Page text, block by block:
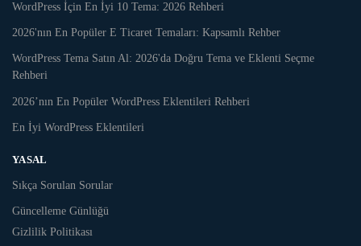
WordPress İçin En İyi 10 Tema: 2026 Rehberi
2026'nın En Popüler E Ticaret Temaları: Kapsamlı Rehber
WordPress Tema Satın Al: 2026'da Doğru Tema ve Eklenti Seçme
Rehberi
2026’nın En Popüler WordPress Eklentileri Rehberi
En İyi WordPress Eklentileri
YASAL
Sıkça Sorulan Sorular
Güncelleme Günlüğü
Gizlilik Politikası